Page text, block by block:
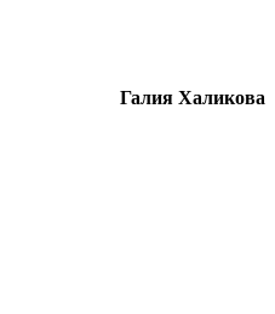
Галия Халикова